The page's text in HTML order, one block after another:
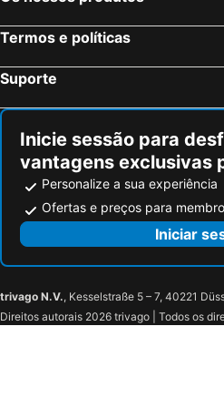
St. Lorenzen, bed and breakfasts
Marling, bed and breakfasts
Mühlbach, bed and breakfasts
Termos e políticas
Suporte
Inicie sessão para
vantagens exclusivas
Personalize a sua experiência
Ofertas e preços para
Iniciar
trivago N.V., Kesselstraße 5 – 7, 40221
Direitos autorais 2026 trivago | Todos os